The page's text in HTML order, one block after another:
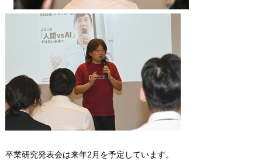
卒業研究発表会は来年2月を予定しています。